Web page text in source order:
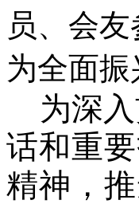
员、会
为全面振
为深
话和重
精神，